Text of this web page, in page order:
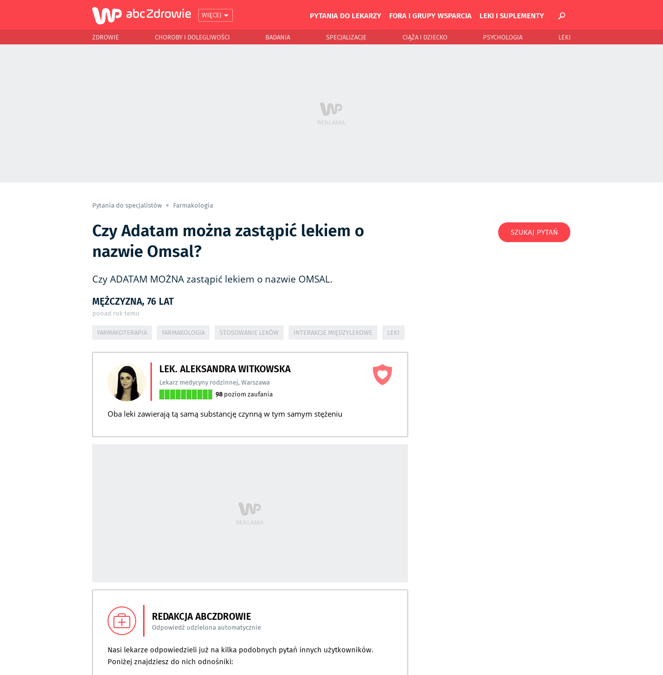
WIĘCEJ PYTANIA DO LEKARZY FORA I GRUPY WSPARCIA LEKI I SUPLEMENTY
ZDROWIE CHOROBY I DOLEGLIWOŚCI BADANIA SPECJALIZACJE CIĄŻA I DZIECKO PSYCHOLOGIA LEKI
Pytania do specjalistów Farmakologia
Czy Adatam można zastąpić lekiem o
nazwie Omsal?
Czy ADATAM MOŻNA zastąpić lekiem o nazwie OMSAL.
MĘŻCZYZNA, 76 LAT
ponad rok temu
FARMAKOTERAPIA FARMAKOLOGIA STOSOWANIE LEKÓW INTERAKCJE MIĘDZYLEKOWE LEKI
LEK. ALEKSANDRA WITKOWSKA
Lekarz medycyny rodzinnej,Warszawa
98 poziom zaufania
Oba leki zawierają tą samą substancję czynną w tym samym stężeniu
REDAKCJA ABCZDROWIE
Odpowiedź udzielona automatycznie
Nasi lekarze odpowiedzieli już na kilka podobnych pytań innych użytkowników.
Poniżej znajdziesz do nich odnośniki:
SZUKAJ PYTAŃ